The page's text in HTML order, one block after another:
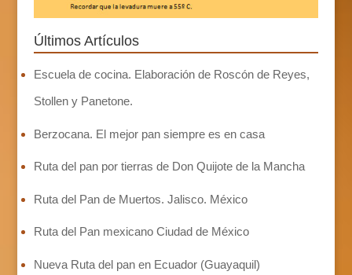
Últimos Artículos
Escuela de cocina. Elaboración de Roscón de Reyes,
Stollen y Panetone.
Berzocana. El mejor pan siempre es en casa
Ruta del pan por tierras de Don Quijote de la Mancha
Ruta del Pan de Muertos. Jalisco. México
Ruta del Pan mexicano Ciudad de México
Nueva Ruta del pan en Ecuador (Guayaquil)